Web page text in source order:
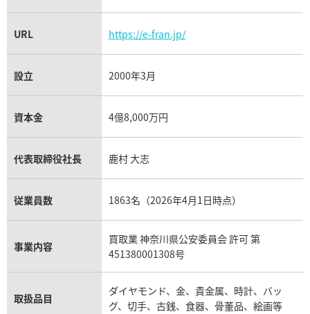
URL https://e-fran.jp/
設立 2000年3月
資本金 4億8,000万円
代表取締役社長 鹿村 大志
従業員数 1863名（2026年4月1日時点）
事業内容
買取業 神奈川県公安委員会 許可 第
451380001308号
取扱品目
ダイヤモンド、金、貴金属、時計、バッ
グ、切手、古銭、食器、骨董品、絵画等